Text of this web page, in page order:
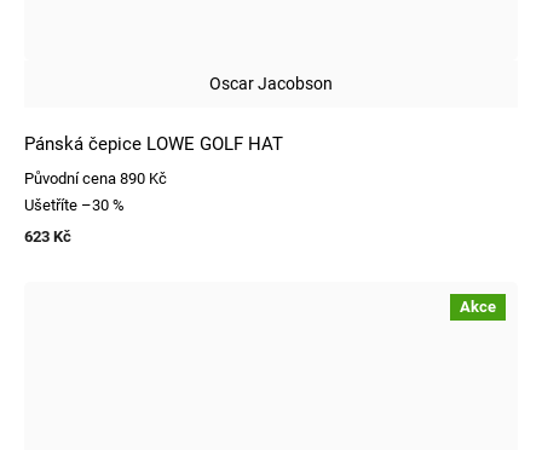
Oscar Jacobson
Pánská čepice LOWE GOLF HAT
Původní cena 890 Kč
Ušetříte –30 %
623 Kč
Akce